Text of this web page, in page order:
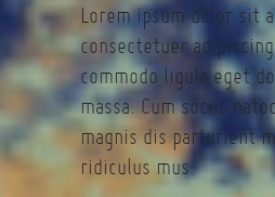
Lorem ipsum dolor sit
consectetuer
commodo ligula eget
massa. Cum sociis
magnis dis parturient
ridiculus mus.